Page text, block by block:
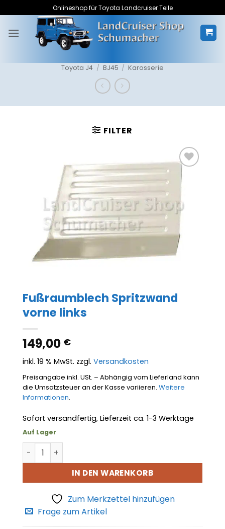
Inhalt
springen
Onlineshop für Toyota Landcruiser Teile
Toyota J4 / BJ45 / Karosserie
FILTER
Zum
Merkzettel
hinzufügen
Fußraumblech Spritzwand
vorne links
149,00 €
inkl. 19 % MwSt. zzgl. Versandkosten
Preisangabe inkl. USt. – Abhängig vom Lieferland kann
die Umsatzsteuer an der Kasse variieren. Weitere
Informationen.
Sofort versandfertig, Lieferzeit ca. 1-3 Werktage
Auf Lager
Fußraumblech Spritzwand vorne links Menge
IN DEN WARENKORB
Zum Merkzettel hinzufügen
Frage zum Artikel